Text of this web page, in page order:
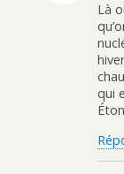
Là
qui